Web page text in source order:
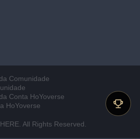
Comunidade
Conta HoYoverse
HoYoverse
All Rights Reserved.